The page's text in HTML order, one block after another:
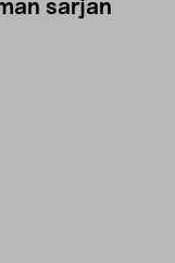
sarjan